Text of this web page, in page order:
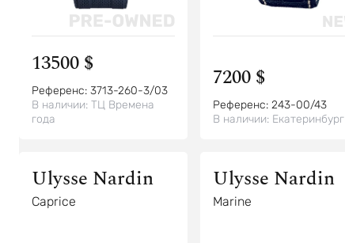
13500 $
Референс: 3713-260-3/03
В наличии: ТЦ Времена
года
7200 $
Референс: 243-00/43
В наличии: Екатеринбург
Ulysse Nardin
Caprice
Ulysse Nardin
Marine